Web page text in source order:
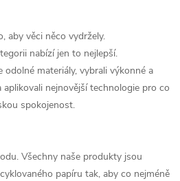
aby věci něco vydržely.
nabízí jen to nejlepší.
odolné materiály, vybrali výkonné a
aplikovali nejnovější technologie pro co
spokojenost.
Všechny naše produkty jsou
papíru tak, aby co nejméně